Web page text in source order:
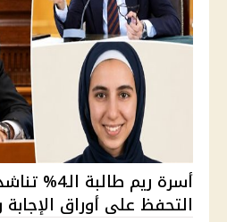
أسرة ريم
التحفظ على أوراق